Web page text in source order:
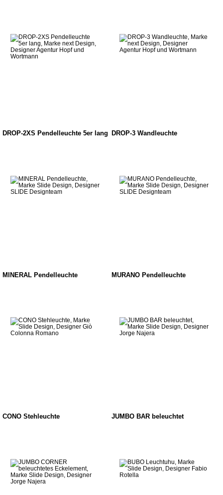
DROP-2XS Pendelleuchte 5er lang DROP-3 Wandleuchte
MINERAL Pendelleuchte MURANO Pendelleuchte
CONO Stehleuchte JUMBO BAR beleuchtet